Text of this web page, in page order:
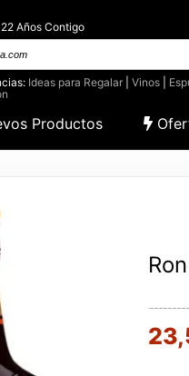
Años Contigo
Ideas para Regalar| Vinos|
Productos